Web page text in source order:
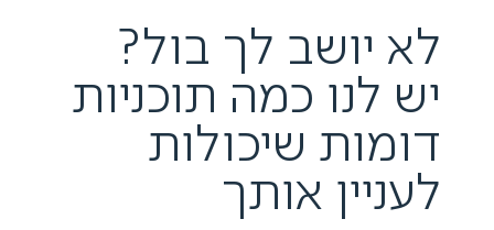
לא יושב לך בול?
יש לנו כמה תוכניות
דומות שיכולות
לעניין אותך